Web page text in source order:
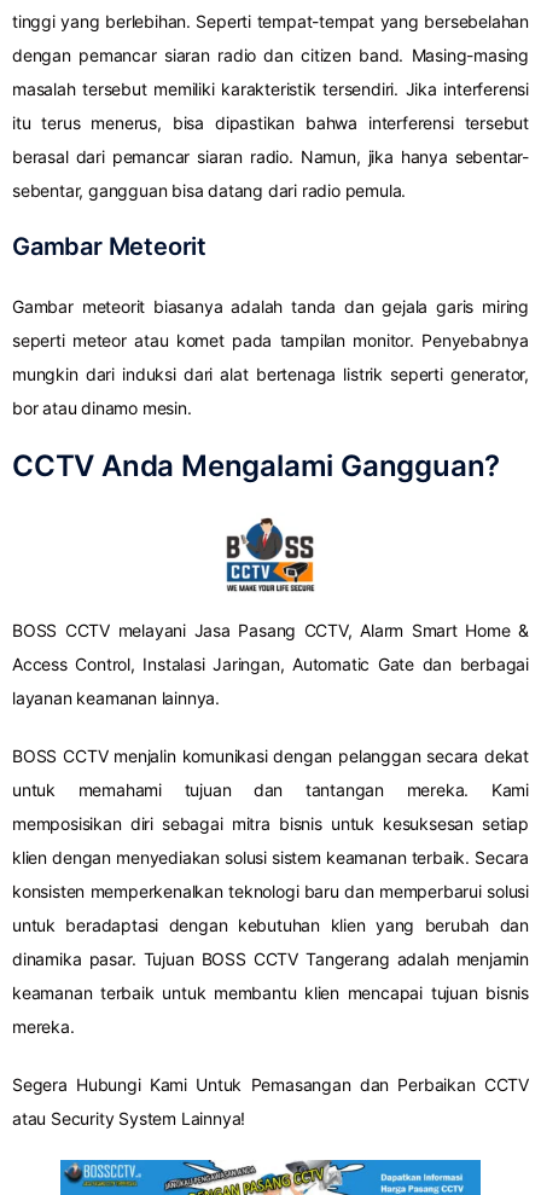
tinggi yang berlebihan. Seperti tempat-tempat yang bersebelahan
dengan pemancar siaran radio dan citizen band. Masing-masing
masalah tersebut memiliki karakteristik tersendiri. Jika interferensi
itu terus menerus, bisa dipastikan bahwa interferensi tersebut
berasal dari pemancar siaran radio. Namun, jika hanya sebentar-
sebentar, gangguan bisa datang dari radio pemula.
Gambar Meteorit
Gambar meteorit biasanya adalah tanda dan gejala garis miring
seperti meteor atau komet pada tampilan monitor. Penyebabnya
mungkin dari induksi dari alat bertenaga listrik seperti generator,
bor atau dinamo mesin.
CCTV Anda Mengalami Gangguan?
BOSS CCTV melayani Jasa Pasang CCTV, Alarm Smart Home &
Access Control, Instalasi Jaringan, Automatic Gate dan berbagai
layanan keamanan lainnya.
BOSS CCTV menjalin komunikasi dengan pelanggan secara dekat
untuk memahami tujuan dan tantangan mereka. Kami
memposisikan diri sebagai mitra bisnis untuk kesuksesan setiap
klien dengan menyediakan solusi sistem keamanan terbaik. Secara
konsisten memperkenalkan teknologi baru dan memperbarui solusi
untuk beradaptasi dengan kebutuhan klien yang berubah dan
dinamika pasar. Tujuan BOSS CCTV Tangerang adalah menjamin
keamanan terbaik untuk membantu klien mencapai tujuan bisnis
mereka.
Segera Hubungi Kami Untuk Pemasangan dan Perbaikan CCTV
atau Security System Lainnya!